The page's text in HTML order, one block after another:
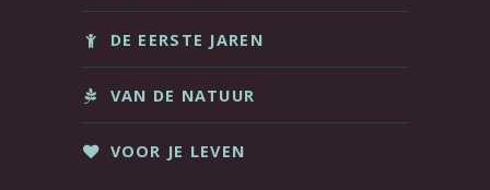
DE EERSTE JAREN
VAN DE NATUUR
VOOR JE LEVEN